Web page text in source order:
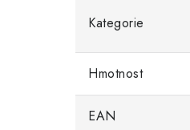
Kategorie
Hmotnost
EAN